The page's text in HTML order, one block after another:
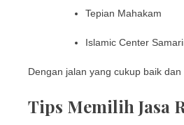
Tepian Mahakam
Islamic Center
Dengan jalan yang cukup baik
Tips Memilih Jasa